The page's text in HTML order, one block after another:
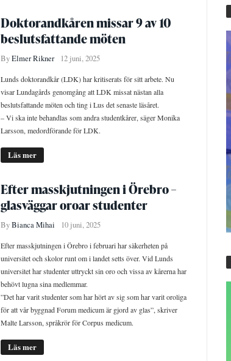
Doktorandkåren missar 9 av 10
beslutsfattande möten
ByElmer Rikner 12 juni, 2025
Lunds doktorandkår (LDK) har kritiserats för sitt arbete. Nu
visar Lundagårds genomgång att LDK missat nästan alla
beslutsfattande möten och ting i Lus det senaste läsåret.
– Vi ska inte behandlas som andra studentkårer, säger Monika
Larsson, medordförande för LDK.
Läs mer
Efter masskjutningen i Örebro –
glasväggar oroar studenter
ByBianca Mihai 10 juni, 2025
Efter masskjutningen i Örebro i februari har säkerheten på
universitet och skolor runt om i landet setts över. Vid Lunds
universitet har studenter uttryckt sin oro och vissa av kårerna har
behövt lugna sina medlemmar.
”Det har varit studenter som har hört av sig som har varit oroliga
för att vår byggnad Forum medicum är gjord av glas”, skriver
Malte Larsson, språkrör för Corpus medicum.
Läs mer